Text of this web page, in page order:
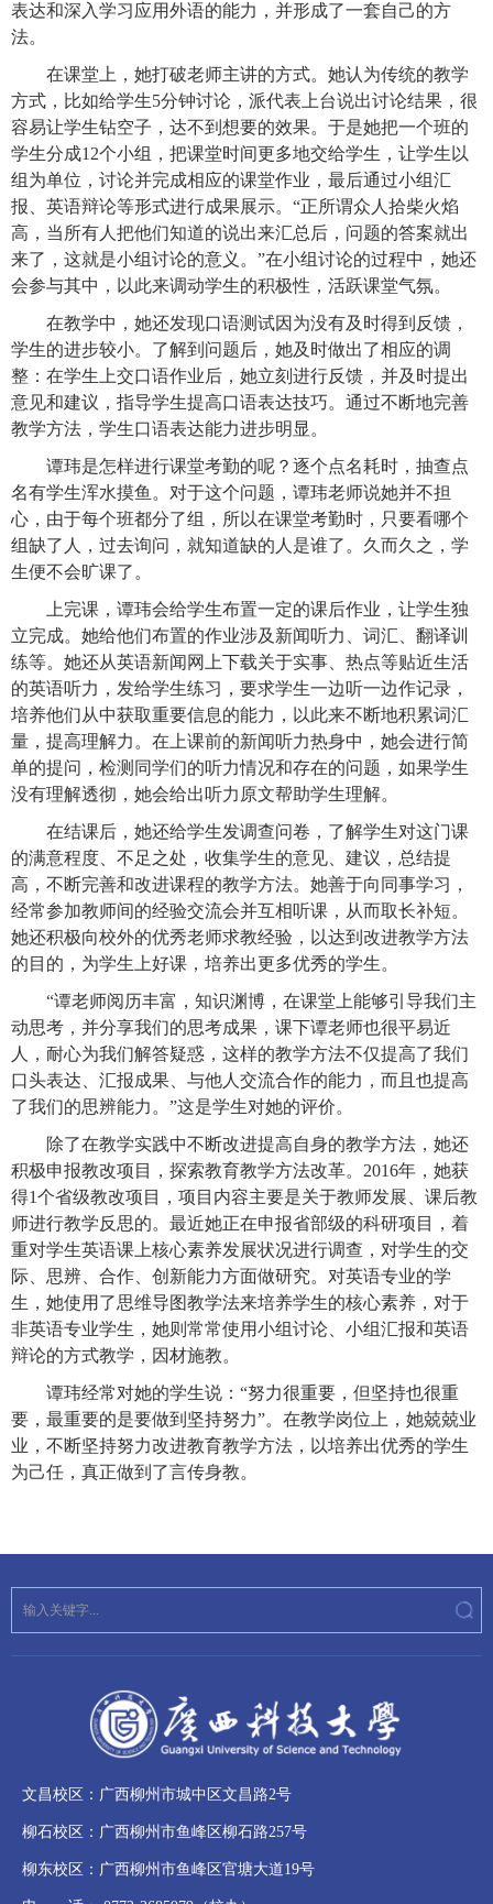
表达和深入学习应用外语的能力，并形成了一套自己的方
法。
在课堂上，她打破老师主讲的方式。她认为传统的教学
方式，比如给学生5分钟讨论，派代表上台说出讨论结果，很
容易让学生钻空子，达不到想要的效果。于是她把一个班的
学生分成12个小组，把课堂时间更多地交给学生，让学生以
组为单位，讨论并完成相应的课堂作业，最后通过小组汇
报、英语辩论等形式进行成果展示。“正所谓众人拾柴火焰
高，当所有人把他们知道的说出来汇总后，问题的答案就出
来了，这就是小组讨论的意义。”在小组讨论的过程中，她还
会参与其中，以此来调动学生的积极性，活跃课堂气氛。
在教学中，她还发现口语测试因为没有及时得到反馈，
学生的进步较小。了解到问题后，她及时做出了相应的调
整：在学生上交口语作业后，她立刻进行反馈，并及时提出
意见和建议，指导学生提高口语表达技巧。通过不断地完善
教学方法，学生口语表达能力进步明显。
谭玮是怎样进行课堂考勤的呢？逐个点名耗时，抽查点
名有学生浑水摸鱼。对于这个问题，谭玮老师说她并不担
心，由于每个班都分了组，所以在课堂考勤时，只要看哪个
组缺了人，过去询问，就知道缺的人是谁了。久而久之，学
生便不会旷课了。
上完课，谭玮会给学生布置一定的课后作业，让学生独
立完成。她给他们布置的作业涉及新闻听力、词汇、翻译训
练等。她还从英语新闻网上下载关于实事、热点等贴近生活
的英语听力，发给学生练习，要求学生一边听一边作记录，
培养他们从中获取重要信息的能力，以此来不断地积累词汇
量，提高理解力。在上课前的新闻听力热身中，她会进行简
单的提问，检测同学们的听力情况和存在的问题，如果学生
没有理解透彻，她会给出听力原文帮助学生理解。
在结课后，她还给学生发调查问卷，了解学生对这门课
的满意程度、不足之处，收集学生的意见、建议，总结提
高，不断完善和改进课程的教学方法。她善于向同事学习，
经常参加教师间的经验交流会并互相听课，从而取长补短。
她还积极向校外的优秀老师求教经验，以达到改进教学方法
的目的，为学生上好课，培养出更多优秀的学生。
“谭老师阅历丰富，知识渊博，在课堂上能够引导我们主
动思考，并分享我们的思考成果，课下谭老师也很平易近
人，耐心为我们解答疑惑，这样的教学方法不仅提高了我们
口头表达、汇报成果、与他人交流合作的能力，而且也提高
了我们的思辨能力。”这是学生对她的评价。
除了在教学实践中不断改进提高自身的教学方法，她还
积极申报教改项目，探索教育教学方法改革。2016年，她获
得1个省级教改项目，项目内容主要是关于教师发展、课后教
师进行教学反思的。最近她正在申报省部级的科研项目，着
重对学生英语课上核心素养发展状况进行调查，对学生的交
际、思辨、合作、创新能力方面做研究。对英语专业的学
生，她使用了思维导图教学法来培养学生的核心素养，对于
非英语专业学生，她则常常使用小组讨论、小组汇报和英语
辩论的方式教学，因材施教。
谭玮经常对她的学生说：“努力很重要，但坚持也很重
要，最重要的是要做到坚持努力”。在教学岗位上，她兢兢业
业，不断坚持努力改进教育教学方法，以培养出优秀的学生
为己任，真正做到了言传身教。
文昌校区：广西柳州市城中区文昌路2号
柳石校区：广西柳州市鱼峰区柳石路257号
柳东校区：广西柳州市鱼峰区官塘大道19号